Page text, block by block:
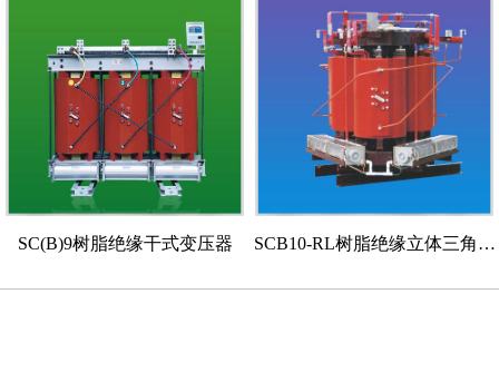
SC(B)9树脂绝缘干式变压器 SCB10-RL树脂绝缘立体三角形
卷铁芯干式变压器